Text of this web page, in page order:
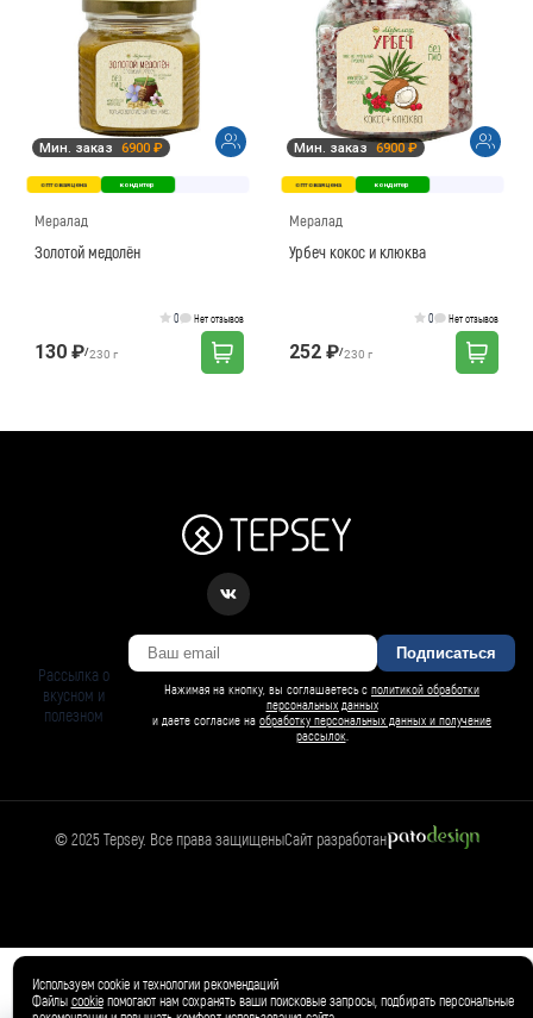
🛍️ Магазин
Товар добавлен в корзину ✓
Мин. заказ 6900 ₽
оптовая цена кондитер
Мералад
Золотой медолён
0 Нет отзывов
130 ₽/230 г
Мин. заказ 6900 ₽
оптовая цена кондитер
Мералад
Урбеч кокос и клюква
0 Нет отзывов
252 ₽/230 г
Рассылка о
вкусном и
полезном
Подписаться
Нажимая на кнопку, вы соглашаетесь с политикой обработки
персональных данных
и даете согласие на обработку персональных данных и получение
рассылок
© 2025 Tepsey. Все права защищеныСайт разработан
Используем cookie и технологии рекомендаций
Файлы cookieпомогают нам сохранять ваши поисковые запросы, подбирать персональные